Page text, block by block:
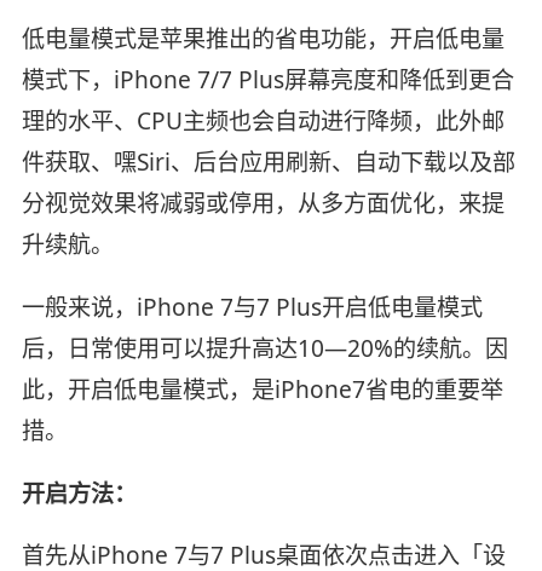
低电量模式是苹果推出的省电功能，开启低电量
模式下，iPhone 7/7 Plus屏幕亮度和降低到更合
理的水平、CPU主频也会自动进行降频，此外邮
件获取、嘿Siri、后台应用刷新、自动下载以及部
分视觉效果将减弱或停用，从多方面优化，来提
升续航。
一般来说，iPhone 7与7 Plus开启低电量模式
后，日常使用可以提升高达10—20%的续航。因
此，开启低电量模式，是iPhone7省电的重要举
措。
开启方法：
首先从iPhone 7与7 Plus桌面依次点击进入「设